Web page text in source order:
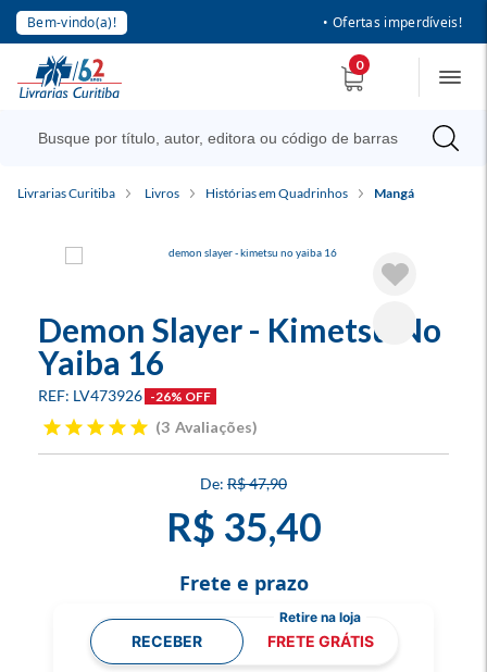
Bem-vindo(a)! • Ofertas imperdíveis!
0
Livrarias Curitiba Livros Histórias em Quadrinhos Mangá
Demon Slayer - Kimetsu No
Yaiba 16
LV473926 -26% OFF
3 Avaliações
R$ 47,90
R$ 35,40
Frete e prazo
RECEBER FRETE GRÁTIS